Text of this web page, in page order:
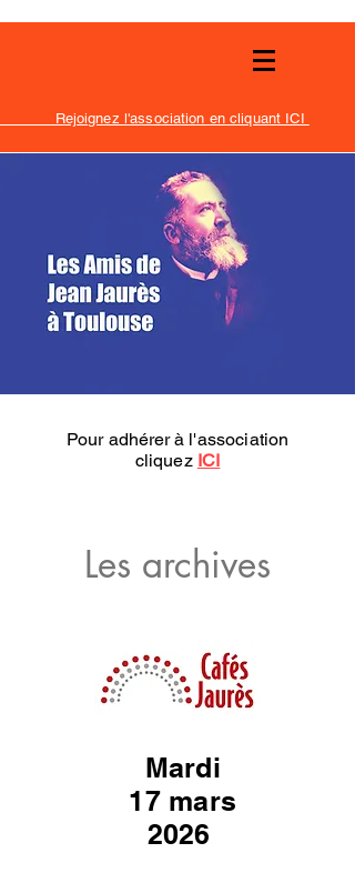
Rejoignez l'association en cliquant ICI
Pour adhérerà l'association
cliquez ICI
Les archives
Mardi
17 mars
2026